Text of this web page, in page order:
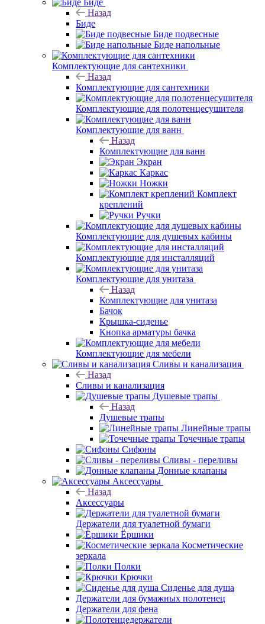
Биде
Назад
Биде
Биде подвесные
Биде напольные
Комплектующие для сантехники
Назад
Комплектующие для сантехники
Комплектующие для полотенцесушителя
Комплектующие для ванн
Назад
Комплектующие для ванн
Экран
Каркас
Ножки
Комплект
креплений
Ручки
Комплектующие для душевых кабины
Комплектующие для инсталляций
Комплектующие для унитаза
Назад
Комплектующие для унитаза
Бачок
Крышка-сиденье
Кнопка арматуры бачка
Комплектующие для мебели
Сливы и канализация
Назад
Сливы и канализация
Душевые трапы
Назад
Душевые трапы
Линейные трапы
Точечные трапы
Сифоны
Сливы - переливы
Донные клапаны
Аксессуары
Назад
Аксессуары
Держатели для туалетной бумаги
Ёршики
Косметические
зеркала
Полки
Крючки
Сиденье для душа
Держатели для бумажных полотенец
Держатели для фена